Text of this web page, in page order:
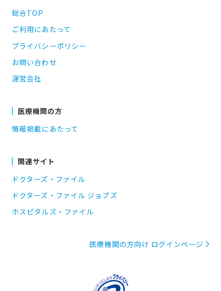
総合TOP
ご利用にあたって
プライバシーポリシー
お問い合わせ
運営会社
医療機関の方
情報掲載にあたって
関連サイト
ドクターズ・ファイル
ドクターズ・ファイル ジョブズ
ホスピタルズ・ファイル
医療機関の方向け ログインページ